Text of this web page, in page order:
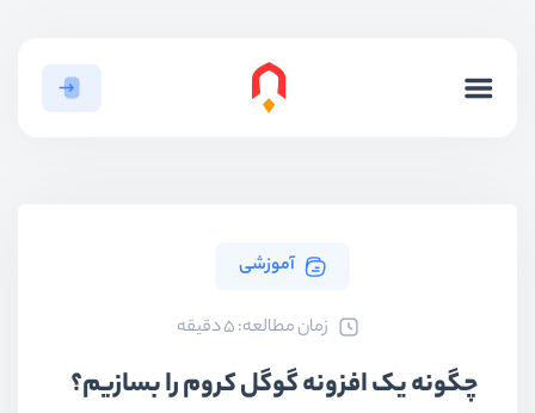
آموزشی
ﺯﻣﺎﻥ ﻣﻄﺎﻟﻌﻪ: 5 دقیقه
چگونه یک افزونه گوگل کروم را بسازیم؟